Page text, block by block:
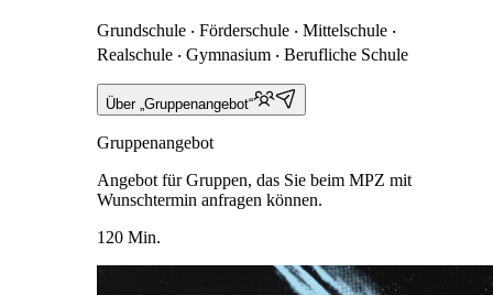
Grundschule ‧ Förderschule ‧ Mittelschule ‧
Realschule ‧ Gymnasium ‧ Berufliche Schule
Über „Gruppenangebot“
Gruppenangebot
Angebot für Gruppen, das Sie beim MPZ mit
Wunschtermin anfragen können.
120 Min.